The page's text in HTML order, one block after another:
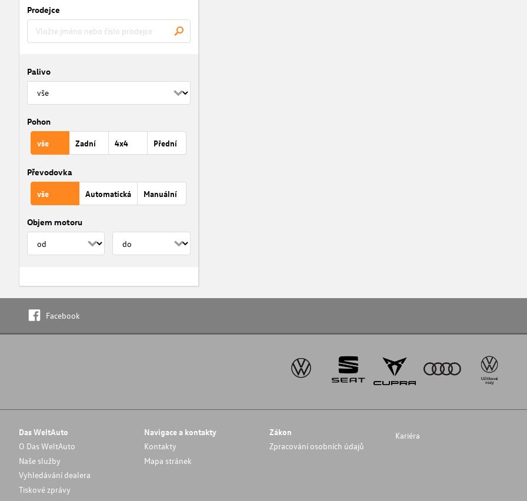
Prodejce
Palivo
Pohon
vše Zadní 4x4 Přední
Převodovka
vše Automatická Manuální
Objem motoru
Facebook
Das WeltAuto
O Das WeltAuto
Naše služby
Vyhledávání dealera
Tiskové zprávy
Navigace a kontakty
Kontakty
Mapa stránek
Zákon
Zpracování osobních údajů
Kariéra